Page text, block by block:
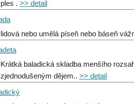
ples . >> detail
lidová nebo umělá píseň nebo báseň
Krátká baladická skladba menšího
zjednodušeným dějem.. >> detail